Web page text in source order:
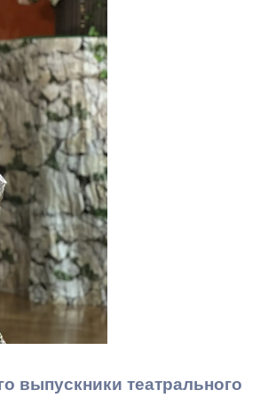
Противодействие коррупции
Градостроительная деятельность
Формирование комфортной
городской среды
Бюджет для граждан
Пространственные сведения
Гражданская оборона в
чрезвычайных ситуациях
Незаконное строительство
Информация финансового
выпускники театрального